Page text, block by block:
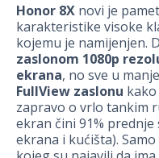
Honor 8X novi je
karakteristike visoke
kojemu je namijenjen.
zaslonom 1080p
ekrana, no sve u
FullView zaslonu
zapravo o vrlo tankim
ekran čini 91%
ekrana i kućišta).